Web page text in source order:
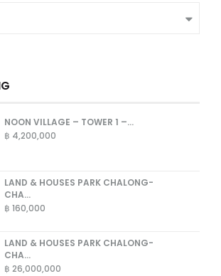
NOON VILLAGE – TOWER 1 –...
฿ 4,200,000
LAND & HOUSES PARK CHALONG-
CHA...
฿ 160,000
LAND & HOUSES PARK CHALONG-
CHA...
฿ 26,000,000